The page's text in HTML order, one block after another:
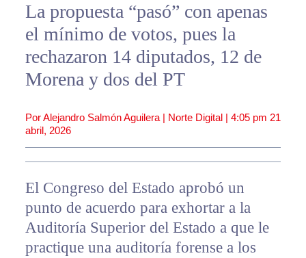
La propuesta “pasó” con apenas
el mínimo de votos, pues la
rechazaron 14 diputados, 12 de
Morena y dos del PT
Por Alejandro Salmón Aguilera | Norte Digital | 4:05 pm 21
abril, 2026
El Congreso del Estado aprobó un
punto de acuerdo para exhortar a la
Auditoría Superior del Estado a que le
practique una auditoría forense a los